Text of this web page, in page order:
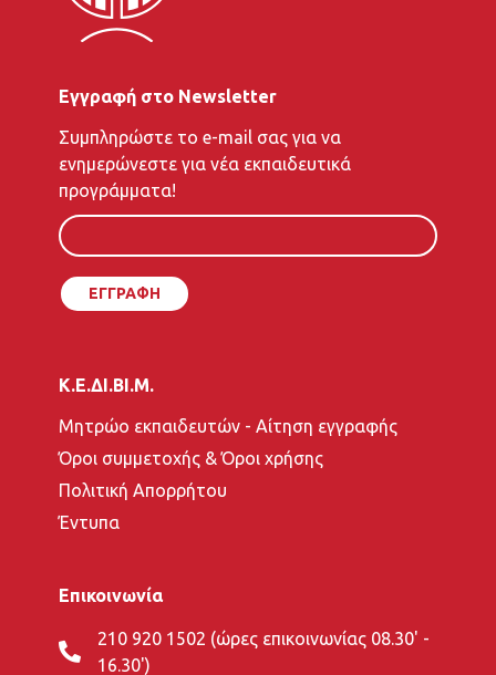
Εγγραφή στο Newsletter
To
e-
mail
σας
Συμπληρώστε το e-mail σας για να
ενημερώνεστε για νέα εκπαιδευτικά
προγράμματα!
Κ.Ε.ΔΙ.ΒΙ.Μ.
Μητρώο εκπαιδευτών - Αίτηση εγγραφής
Όροι συμμετοχής & Όροι χρήσης
Πολιτική Απορρήτου
Έντυπα
Επικοινωνία
210 920 1502 (ώρες επικοινωνίας 08.30' -
16.30')